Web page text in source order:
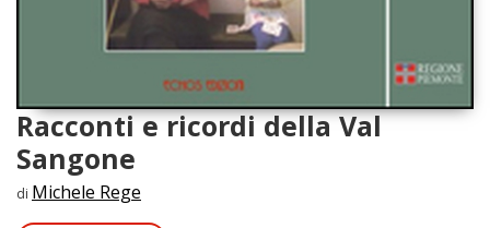
Racconti e ricordi della Val
Sangone
di Michele Rege